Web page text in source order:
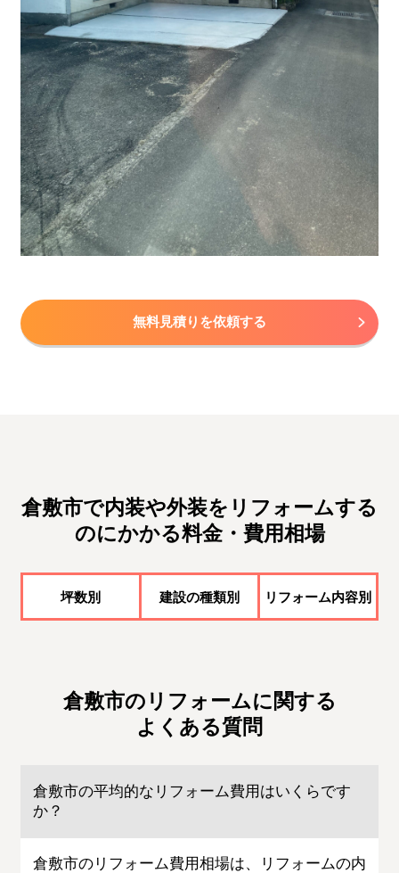
無料見積りを依頼する
倉敷市で内装や外装をリフォームする
のにかかる料金・費用相場
坪数別 建設の種類別 リフォーム内容別
倉敷市のリフォームに関する
よくある質問
倉敷市の平均的なリフォーム費用はいくらです
か？
倉敷市のリフォーム費用相場は、リフォームの内